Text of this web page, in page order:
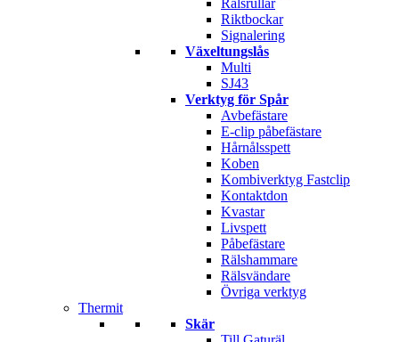
Riktbockar
Signalering
Växeltungslås
Multi
SJ43
Verktyg för Spår
Avbefästare
E-clip påbefästare
Hårnålsspett
Koben
Kombiverktyg Fastclip
Kontaktdon
Kvastar
Livspett
Påbefästare
Rälshammare
Rälsvändare
Övriga verktyg
Thermit
Skär